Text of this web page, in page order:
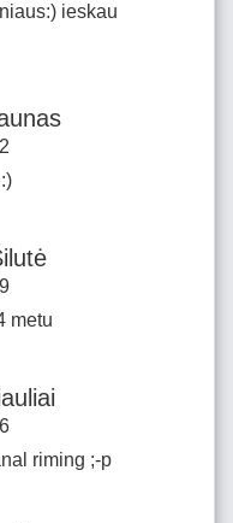
ieskau
metu
riming ;-p